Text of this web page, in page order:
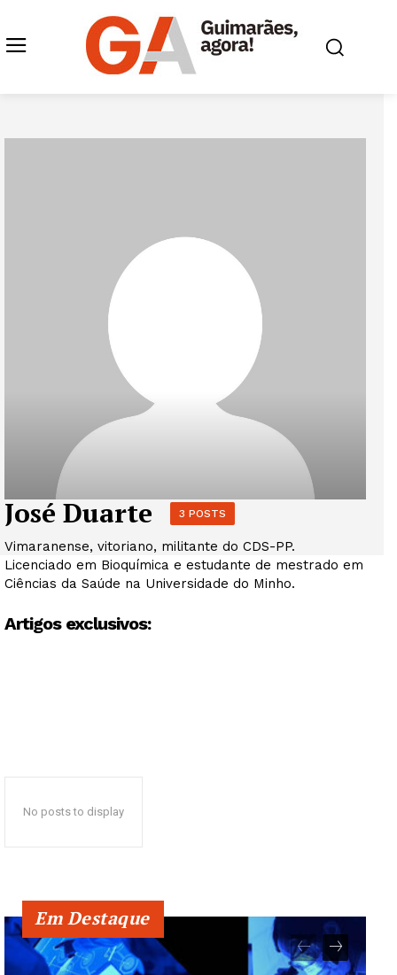
José Duarte 3 POSTS
Vimaranense, vitoriano, militante do CDS-PP.
Licenciado em Bioquímica e estudante de mestrado em
Ciências da Saúde na Universidade do Minho.
Artigos exclusivos:
No posts to display
Em Destaque